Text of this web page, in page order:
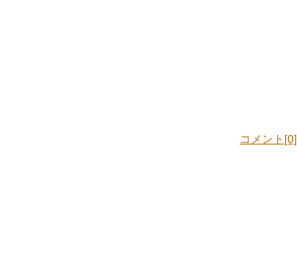
コメント[0]